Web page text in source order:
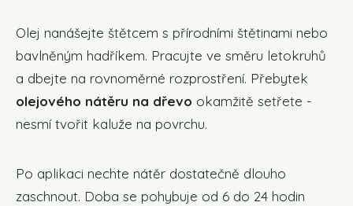
Olej nanášejte štětcem s přírodními štětinami nebo
bavlněným hadříkem. Pracujte ve směru letokruhů
a dbejte na rovnoměrné rozprostření. Přebytek
olejového nátěru na dřevo okamžitě setřete -
nesmí tvořit kaluže na povrchu.
Po aplikaci nechte nátěr dostatečně dlouho
zaschnout. Doba se pohybuje od 6 do 24 hodin